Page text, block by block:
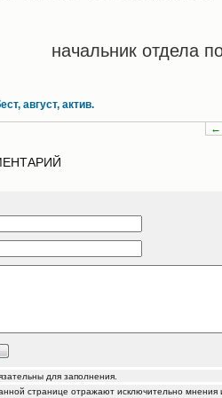
начальник отдела
август, актив.
←
для заполнения.
странице отражают исключительно мнения